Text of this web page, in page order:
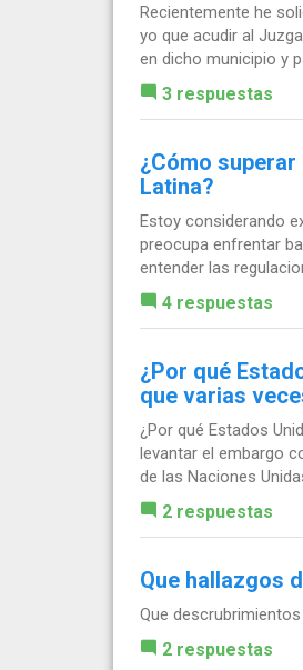
Recientemente he
yo que acudir al
en dicho municipio y
3 respuestas
¿Cómo
Latina?
Estoy considerando
preocupa enfrentar
entender las
4 respuestas
¿Por qué
que varias
¿Por qué Estados
levantar el embargo
de las Naciones
2 respuestas
Que hallazgos
Que
2 respuestas